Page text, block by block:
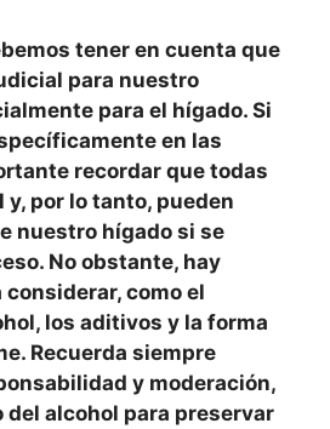
tener en cuenta que
para nuestro
para el hígado. Si
en las
recordar que todas
por lo tanto, pueden
nuestro hígado si se
No obstante, hay
como el
los aditivos y la forma
Recuerda siempre
y moderación,
del alcohol para preservar